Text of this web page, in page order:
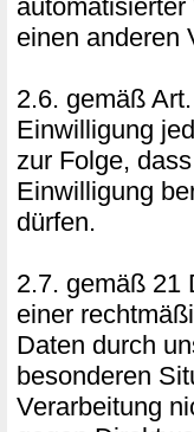
einen anderen
2.6. gemäß
Einwilligung
zur Folge,
Einwilligung
dürfen.
2.7. gemäß 21
einer
Daten durch
besonderen
Verarbeitung